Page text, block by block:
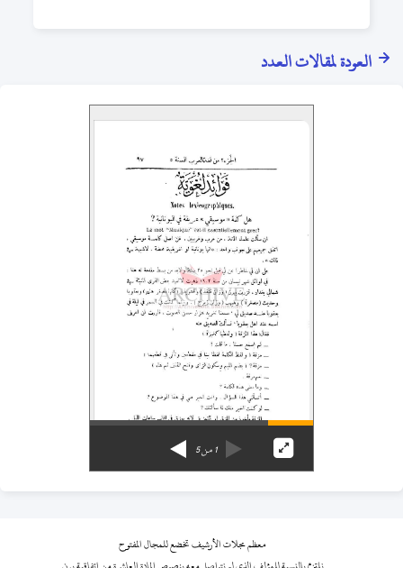
العودة لمقالات العدد
1من5
معظم مجلات الأرشيف تخضع للمجال المفتوح